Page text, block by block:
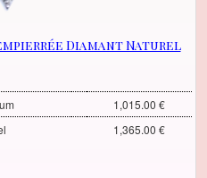
Diamant Naturel
1,015.00 €
1,365.00 €